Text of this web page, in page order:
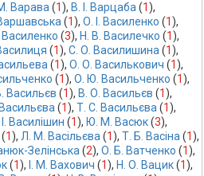
Варава (1), В. І. Варцаба (1),
(1), О. І. Василенко (1),
(3), Н. В. Василечко (1),
(1), С. О. Василишина (1),
(1), О. О. Василькович (1),
(1), О. Ю. Васильченко (1),
Васильєв (1), В. О. Васильєв (1),
(1), Т. С. Васильєва (1),
Василішин (1), Ю. М. Васюк (3),
(1), Л. М. Васільєва (1), Т. Б. Васіна (1),
Зелінська (2), О. Б. Ватченко (1),
(1), І. М. Вахович (1), Н. О. Вацик (1),